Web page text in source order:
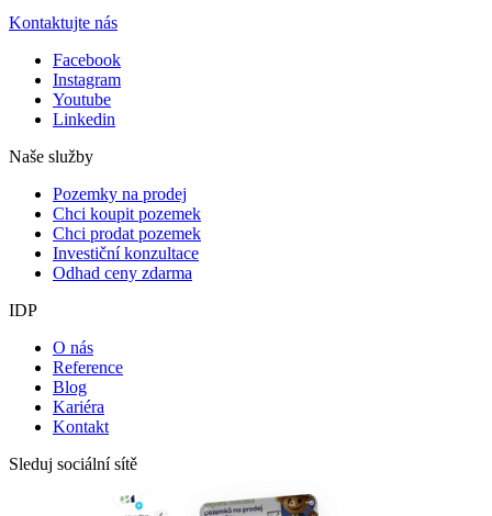
Kontaktujte nás
Facebook
Instagram
Youtube
Linkedin
Naše služby
Pozemky na prodej
Chci koupit pozemek
Chci prodat pozemek
Investiční konzultace
Odhad ceny zdarma
IDP
O nás
Reference
Blog
Kariéra
Kontakt
Sleduj sociální sítě